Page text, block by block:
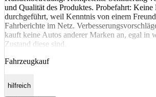
und Qualität des Produktes. Probefahrt: Keine
durchgeführt, weil Kenntnis von einem
Fahrberichte im Netz.
kauft keine Autos anderer Marken an, egal in
Zustand diese sind.
Fahrzeugkauf
hilfreich